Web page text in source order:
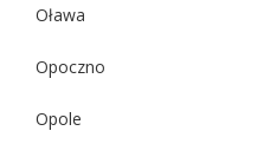
Oława
Opoczno
Opole